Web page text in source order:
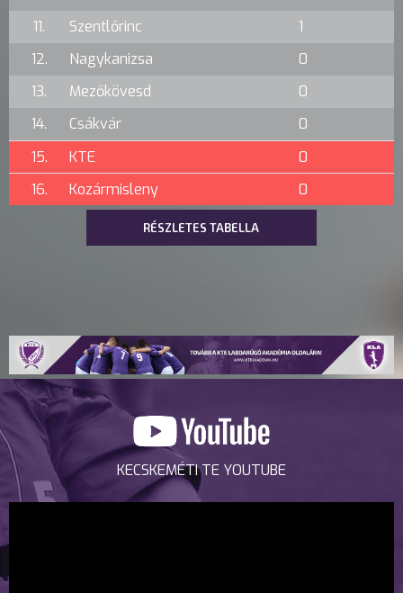
11.
Szentlőrinc
1
12.
Nagykanizsa
0
13.
Mezőkövesd
0
14.
Csákvár
0
15.
KTE
0
16.
Kozármisleny 0
RÉSZLETES TABELLA
KECSKEMÉTI TE YOUTUBE